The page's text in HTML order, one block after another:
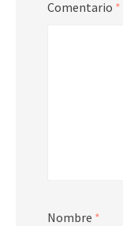
Comentario *
Nombre *